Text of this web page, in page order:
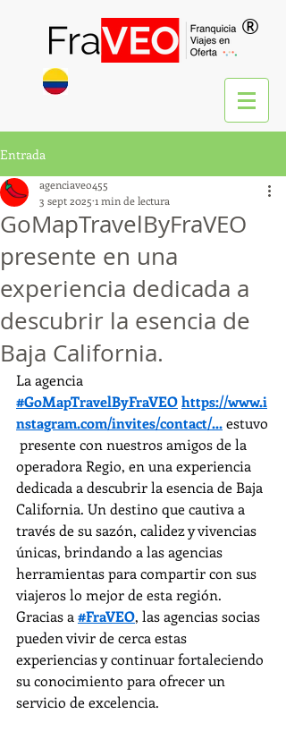
®
Entrada
GoMapTravelByFraVEO
presente en una
experiencia dedicada a
descubrir la esencia de
Baja California.
agenciaveo455
3 sept 2025 1 min de lectura
La agencia
#GoMapTravelByFraVEOhttps://www.i
nstagram.com/invites/contact/... estuvo
presente con nuestros amigos de la
operadora Regio, en una experiencia
dedicada a descubrir la esencia de Baja
California. Un destino que cautiva a
través de su sazón, calidez y vivencias
únicas, brindando a las agencias
herramientas para compartir con sus
viajeros lo mejor de esta región.
Gracias a #FraVEO, las agencias socias
pueden vivir de cerca estas
experiencias y continuar fortaleciendo
su conocimiento para ofrecer un
servicio de excelencia.